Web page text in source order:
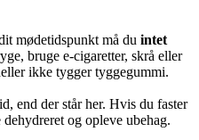
mødetidspunkt må du intet
bruge e-cigaretter, skrå eller
ikke tygger tyggegummi.
end der står her. Hvis du faster
og opleve ubehag.